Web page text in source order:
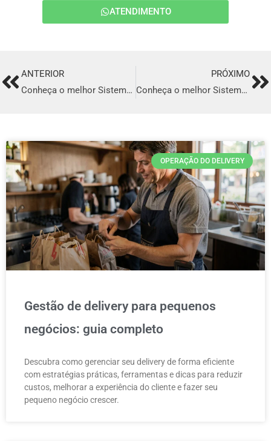
ATENDIMENTO
PrevANTERIOR
Conheça o melhor Sistema para Delivery em Iguatu
PRÓXIMO
Conheça o melhor Sistema para Delivery em Itaperuna
OPERAÇÃO DO DELIVERY
Gestão de delivery para pequenos
negócios: guia completo
Descubra como gerenciar seu delivery de forma eficiente
com estratégias práticas, ferramentas e dicas para reduzir
custos, melhorar a experiência do cliente e fazer seu
pequeno negócio crescer.